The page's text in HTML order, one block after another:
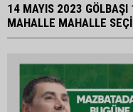
14 MAYIS 2023 GÖLBAŞI
MAHALLE MAHALLE